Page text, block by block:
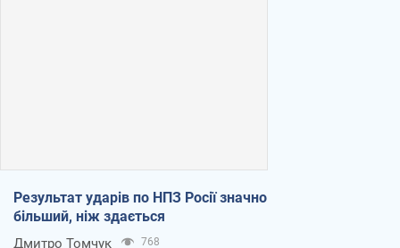
Результат ударів по НПЗ Росії значно
більший, ніж здається
Дмитро Томчук 768